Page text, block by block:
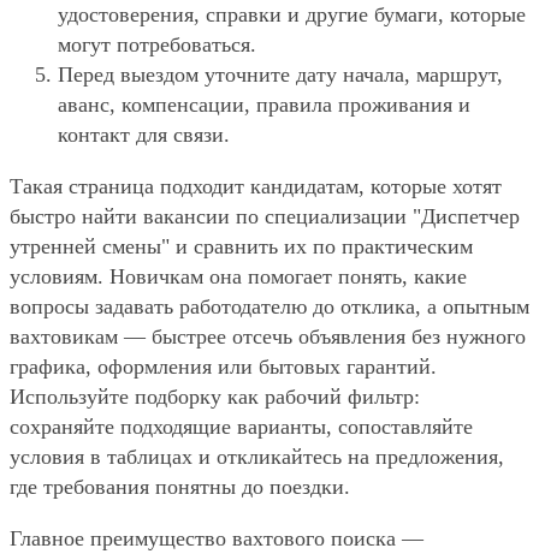
удостоверения, справки и другие бумаги, которые
могут потребоваться.
Перед выездом уточните дату начала, маршрут,
аванс, компенсации, правила проживания и
контакт для связи.
Такая страница подходит кандидатам, которые хотят
быстро найти вакансии по специализации "Диспетчер
утренней смены" и сравнить их по практическим
условиям. Новичкам она помогает понять, какие
вопросы задавать работодателю до отклика, а опытным
вахтовикам — быстрее отсечь объявления без нужного
графика, оформления или бытовых гарантий.
Используйте подборку как рабочий фильтр:
сохраняйте подходящие варианты, сопоставляйте
условия в таблицах и откликайтесь на предложения,
где требования понятны до поездки.
Главное преимущество вахтового поиска —